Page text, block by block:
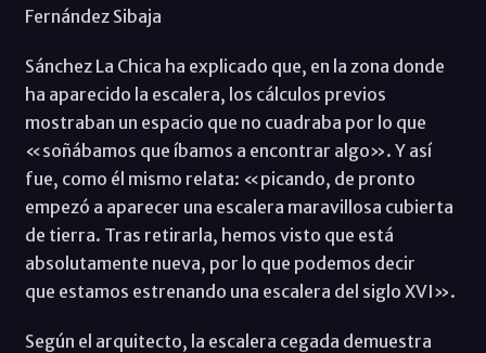
Fernández Sibaja
Sánchez La Chica ha explicado que, en la zona donde
ha aparecido la escalera, los cálculos previos
mostraban un espacio que no cuadraba por lo que
«soñábamos que íbamos a encontrar algo». Y así
fue, como él mismo relata: «picando, de pronto
empezó a aparecer una escalera maravillosa cubierta
de tierra. Tras retirarla, hemos visto que está
absolutamente nueva, por lo que podemos decir
que estamos estrenando una escalera del siglo XVI».
Según el arquitecto, la escalera cegada demuestra